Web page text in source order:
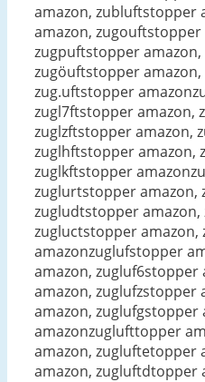
amazon, zubluftstopper
amazon, zugouftstopper
zugpuftstopper
zugöuftstopper
zug.uftstopper
zugl7ftstopper amazon,
zuglzftstopper amazon,
zuglhftstopper amazon,
zuglkftstopper
zuglurtstopper amazon,
zugludtstopper
zugluctstopper
amazonzuglufstopper
amazon,
amazon, zuglufzstopper
amazon,
amazonzuglufttopper
amazon, zugluftetopper
amazon, zugluftdtopper